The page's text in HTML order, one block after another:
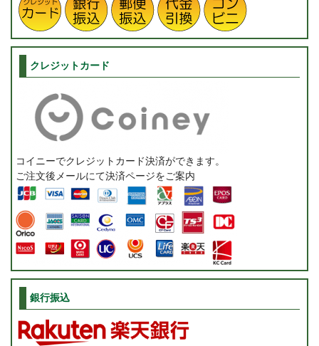
クレジットカード
コイニーでクレジットカード決済ができます。
ご注文後メールにて決済ページをご案内
銀行振込